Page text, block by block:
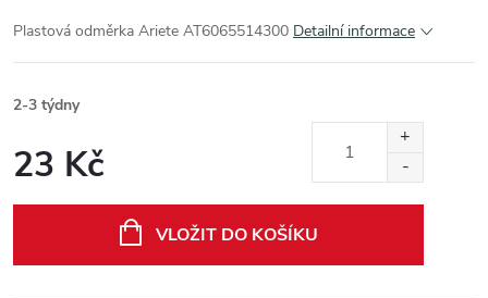
Plastová odměrka Ariete AT6065514300 Detailní informace
2-3 týdny
23 Kč
VLOŽIT DO KOŠÍKU